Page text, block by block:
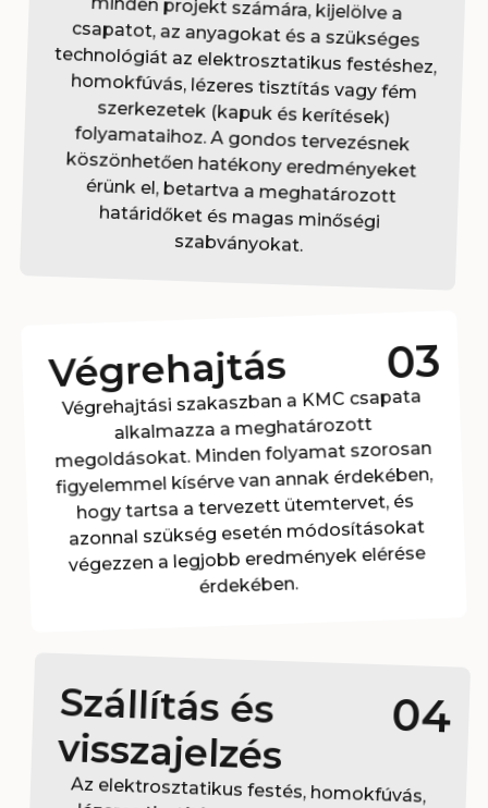
szabványokat.
Végrehajtás
Végrehajtási szakaszban a KMC csapata
alkalmazza a meghatározott
megoldásokat. Minden folyamat szorosan
figyelemmel kísérve van annak érdekében,
hogy tartsa a tervezett ütemtervet, és
azonnal szükség esetén módosításokat
végezzen a legjobb eredmények elérése
érdekében.
03
Szállítás és
visszajelzés
Az elektrosztatikus festés, homokfúvás,
lézeres tisztítás vagy fém szerkezetek
(kapuk és kerítések) befejezése után
gondosan ellenőrizzük az eredményeket
annak érdekében, hogy garantáljuk az
összes követelmény és minőségi szabvány
teljesítését. Szállítjuk a projektet és kérjük
visszajelzésed, ami nélkülözhetetlen
elégedettséged értékeléséhez és
folyamataink folyamatos fejlesztéséhez.
Elvégzünk minden szükséges végső
beállítást annak érdekében, hogy az
eredmény pontosan azt nyújtsa, amit
04